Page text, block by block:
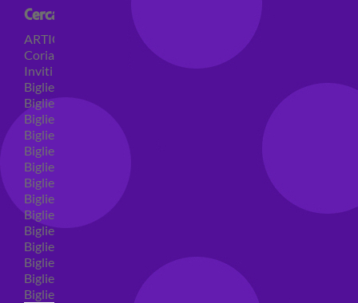
Cerca per categoria
ARTICOLI PER FESTE
Coriandoli e sparacoriandoli
Inviti
Biglietti di auguri
Biglietti auguri pensione
Biglietti auguri compleanno
Biglietti auguri amore
Biglietti auguri nascita
Biglietti auguri primo compleanno
Biglietti auguri battesimo
Biglietti auguri per prima comunione
Biglietti auguri cresima
Biglietti auguri matrimonio
Biglietti auguri anniversario matrimonio
Biglietti auguri Natale
Biglietti auguri laurea
Biglietti auguri generici